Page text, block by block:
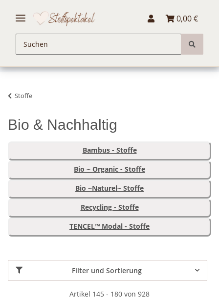
0,00 €
Stoffe
Bio & Nachhaltig
Bambus - Stoffe
Bio ~ Organic - Stoffe
Bio ~Naturel~ Stoffe
Recycling - Stoffe
TENCEL™ Modal - Stoffe
Filter und Sortierung
Artikel 145 - 180 von 928